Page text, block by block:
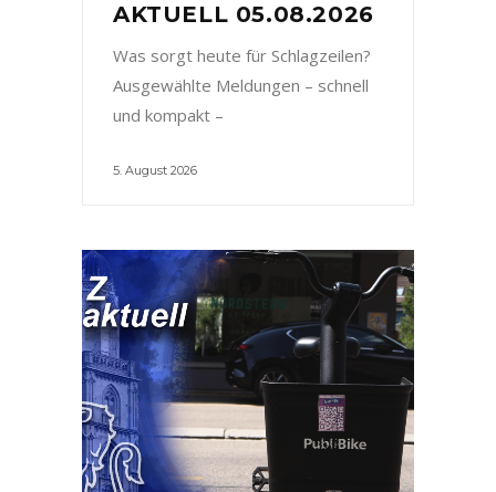
AKTUELL 05.08.2026
Was sorgt heute für Schlagzeilen?
Ausgewählte Meldungen – schnell
und kompakt –
5. August 2026